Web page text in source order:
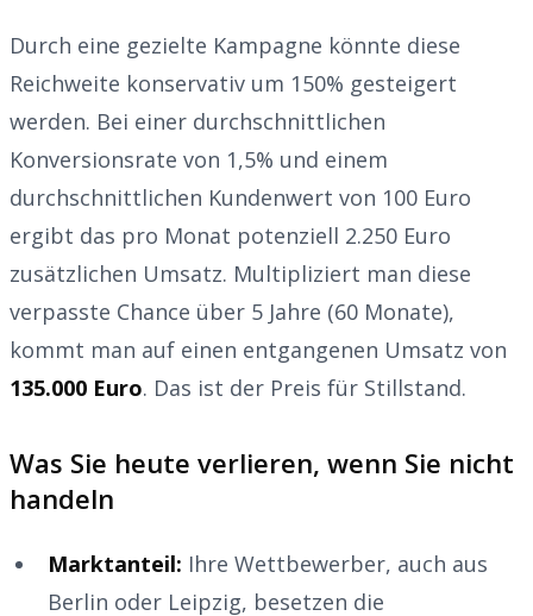
Durch eine gezielte Kampagne könnte diese
Reichweite konservativ um 150% gesteigert
werden. Bei einer durchschnittlichen
Konversionsrate von 1,5% und einem
durchschnittlichen Kundenwert von 100 Euro
ergibt das pro Monat potenziell 2.250 Euro
zusätzlichen Umsatz. Multipliziert man diese
verpasste Chance über 5 Jahre (60 Monate),
kommt man auf einen entgangenen Umsatz von
135.000 Euro. Das ist der Preis für Stillstand.
Was Sie heute verlieren, wenn Sie nicht
handeln
Marktanteil: Ihre Wettbewerber, auch aus
Berlin oder Leipzig, besetzen die